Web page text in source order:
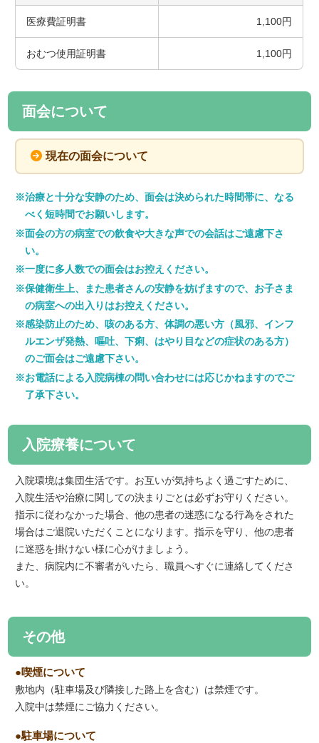
医療費証明書 1,100円
おむつ使用証明書 1,100円
面会について
現在の面会について
治療と十分な安静のため、面会は決められた時間帯に、なる
べく短時間でお願いします。
面会の方の病室での飲食や大きな声での会話はご遠慮下さ
い。
一度に多人数での面会はお控えください。
保健衛生上、また患者さんの安静を妨げますので、お子さま
の病室への出入りはお控えください。
感染防止のため、咳のある方、体調の悪い方（風邪、インフ
ルエンザ発熱、嘔吐、下痢、はやり目などの症状のある方）
のご面会はご遠慮下さい。
お電話による入院病棟の問い合わせには応じかねますのでご
了承下さい。
入院療養について
入院環境は集団生活です。お互いが気持ちよく過ごすために、
入院生活や治療に関しての決まりごとは必ずお守りください。
指示に従わなかった場合、他の患者の迷惑になる行為をされた
場合はご退院いただくことになります。指示を守り、他の患者
に迷惑を掛けない様に心がけましょう。
また、病院内に不審者がいたら、職員へすぐに連絡してくださ
い。
その他
喫煙について
敷地内（駐車場及び隣接した路上を含む）は禁煙です。
入院中は禁煙にご協力ください。
駐車場について